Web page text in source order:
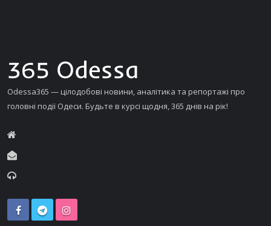
Odessa365 — цілодобові новини, аналітика та репортажі про
головні події Одеси. Будьте в курсі щодня, 365 днів на рік!